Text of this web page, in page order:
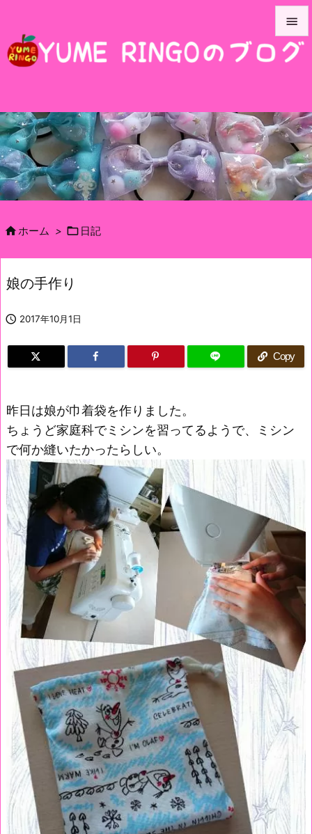



前へ

次へ

ホーム >  日記
娘の手作り
 2017年10月1日
Copy
昨日は娘が巾着袋を作りました。
ちょうど家庭科でミシンを習ってるようで、ミシン
で何か縫いたかったらしい。